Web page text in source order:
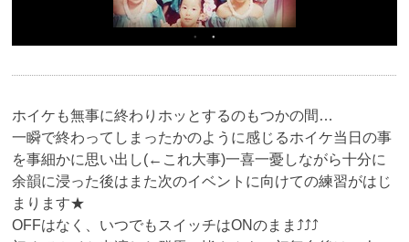
ホイケも無事に終わりホッとするのもつかの間…
一瞬で終わってしまったかのように感じるホイケ当日の事
を事細かに思い出し(←これ大事)一喜一憂しながら十分に
余韻に浸った後はまた次のイベントに向けての練習がはじ
まります★
OFFはなく、いつでもスイッチはONのまま⤴︎︎︎⤴︎︎⤴︎︎︎